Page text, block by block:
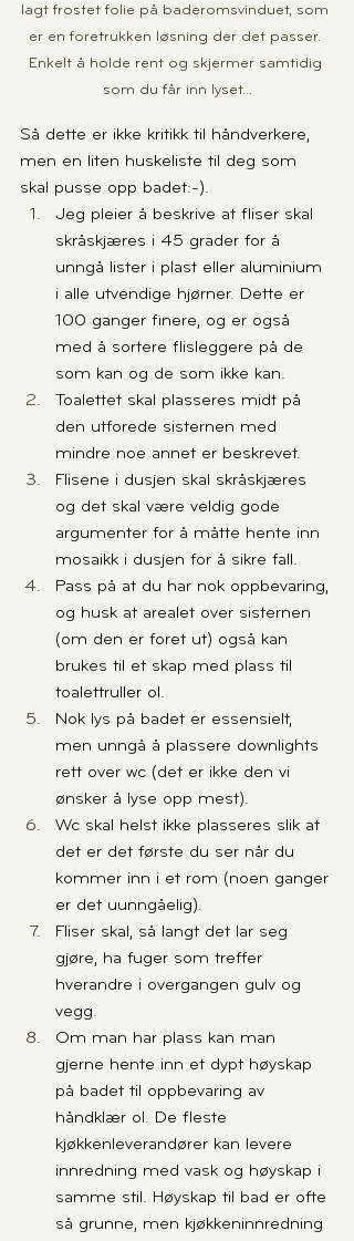
lagt frostet folie på baderomsvinduet, som
er en foretrukken løsning der det passer.
Enkelt å holde rent og skjermer samtidig
som du får inn lyset...
Så dette er ikke kritikk til håndverkere,
men en liten huskeliste til deg som
skal pusse opp badet:-).
Jeg pleier å beskrive at fliser skal
skråskjæres i 45 grader for å
unngå lister i plast eller aluminium
i alle utvendige hjørner. Dette er
100 ganger finere, og er også
med å sortere flisleggere på de
som kan og de som ikke kan.
Toalettet skal plasseres midt på
den utforede sisternen med
mindre noe annet er beskrevet.
Flisene i dusjen skal skråskjæres
og det skal være veldig gode
argumenter for å måtte hente inn
mosaikk i dusjen for å sikre fall.
Pass på at du har nok oppbevaring,
og husk at arealet over sisternen
(om den er foret ut) også kan
brukes til et skap med plass til
toalettruller ol.
Nok lys på badet er essensielt,
men unngå å plassere downlights
rett over wc (det er ikke den vi
ønsker å lyse opp mest).
Wc skal helst ikke plasseres slik at
det er det første du ser når du
kommer inn i et rom (noen ganger
er det uunngåelig).
Fliser skal, så langt det lar seg
gjøre, ha fuger som treffer
hverandre i overgangen gulv og
vegg.
Om man har plass kan man
gjerne hente inn et dypt høyskap
på badet til oppbevaring av
håndklær ol. De fleste
kjøkkenleverandører kan levere
innredning med vask og høyskap i
samme stil. Høyskap til bad er ofte
så grunne, men kjøkkeninnredning